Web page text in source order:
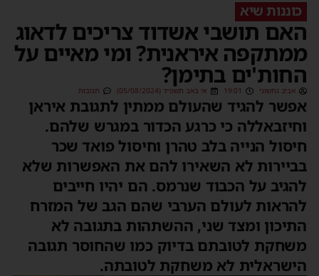
כוננות שיא
תושבי אשדוד צריכים לדאוג
איראנית? ומי מאיים על
בתימן?
אביב נחשוני 19:01 א׳ באב תשפ״ד (05/08/2024) תגובות
להגיד שהעולם ממתין לתגובת איראן
כי כרגע הכדור במגרש שלהם.
הנייה בלב טהרן וחיסול פואד שכר
לא השאירו להם את האפשרות שלא
על הכבוד שנרמס. הם יהיו חייבים
לעולם הערבי שהם הגב של המזרח
ומצד שני, ההשתהות בתגובה לא
לטובתם בדיוק כמו שהחוסר תגובה
לא משחקת לטובתה.